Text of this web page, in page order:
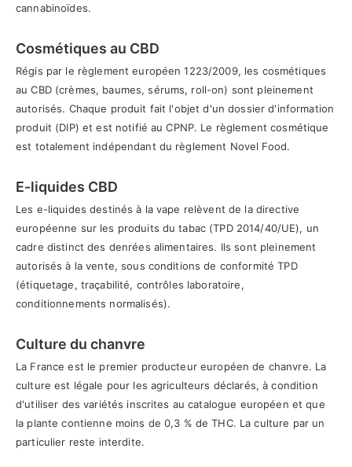
cannabinoïdes.
Cosmétiques au CBD
Régis par le règlement européen 1223/2009, les cosmétiques
au CBD (crèmes, baumes, sérums, roll-on) sont pleinement
autorisés. Chaque produit fait l'objet d'un dossier d'information
produit (DIP) et est notifié au CPNP. Le règlement cosmétique
est totalement indépendant du règlement Novel Food.
E-liquides CBD
Les e-liquides destinés à la vape relèvent de la directive
européenne sur les produits du tabac (TPD 2014/40/UE), un
cadre distinct des denrées alimentaires. Ils sont pleinement
autorisés à la vente, sous conditions de conformité TPD
(étiquetage, traçabilité, contrôles laboratoire,
conditionnements normalisés).
Culture du chanvre
La France est le premier producteur européen de chanvre. La
culture est légale pour les agriculteurs déclarés, à condition
d'utiliser des variétés inscrites au catalogue européen et que
la plante contienne moins de 0,3 % de THC. La culture par un
particulier reste interdite.